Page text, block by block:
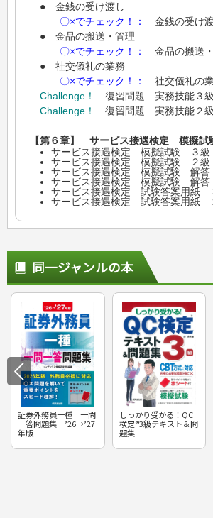
● 金銭の受け渡し
〇×でチェック！：
金銭の受け
● 金品の搬送・管理
〇×でチェック！：
金品の搬送
● 社交儀礼の業務
〇×でチェック！：
社交儀礼の
Challenge！
復習問題 実務技能３級
Challenge！
復習問題 実務技能２級
【第６章】 サービス接遇検定 模擬試
サービス接遇検定 模擬試験 ３級
サービス接遇検定 模擬試験 ２級
サービス接遇検定 模擬試験 解
サービス接遇検定 模擬試験 解
サービス接遇検定 試験答案用紙
サービス接遇検定 試験答案用紙
同一ジャンルの本
証券外務員一種 一問
一答問題集 ’26→’27
年版
しっかり受かる！QC
検定®3級テキスト＆問
題集